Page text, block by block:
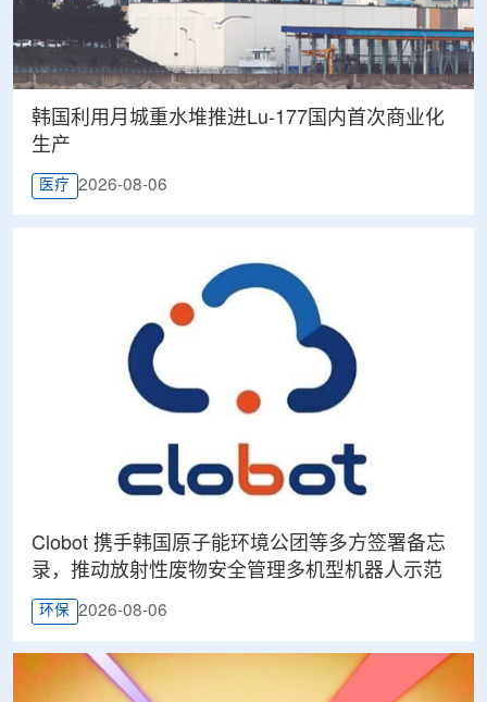
韩国利用月城重水堆推进Lu-177国内首次商业化
生产
医疗 2026-08-06
Clobot 携手韩国原子能环境公团等多方签署备忘
录，推动放射性废物安全管理多机型机器人示范
环保 2026-08-06